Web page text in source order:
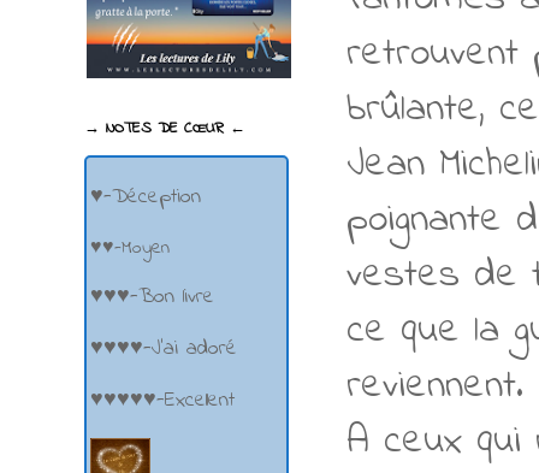
retrouvent
brûlante,
Jean
poignante
vestes de
ce que la
reviennent.
A ceux
→ NOTES DE CŒUR ←
♥-Déception
♥♥-Moyen
♥♥♥-Bon livre
♥♥♥♥-J'ai adoré
♥♥♥♥♥-Excellent